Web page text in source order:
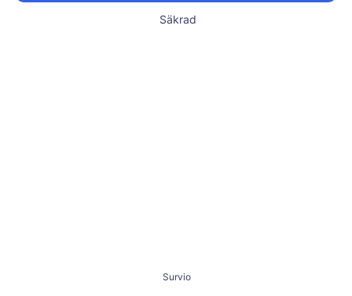
Säkrad
Survio